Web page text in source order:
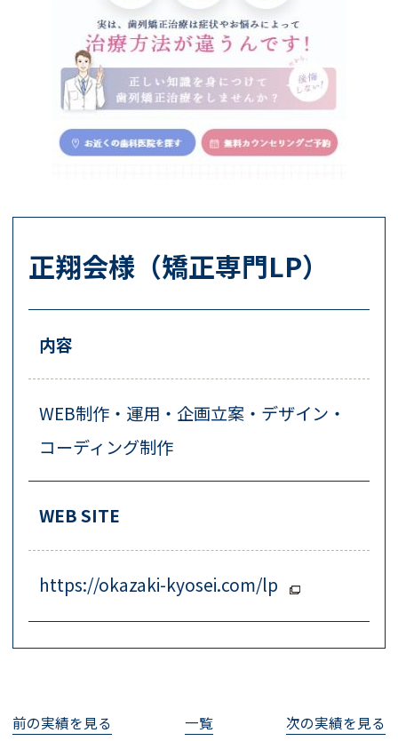
正翔会様（矯正専門LP）
内容
WEB制作・運用・企画立案・デザイン・
コーディング制作
WEB SITE
https://okazaki-kyosei.com/lp
前の実績を見る 一覧 次の実績を見る